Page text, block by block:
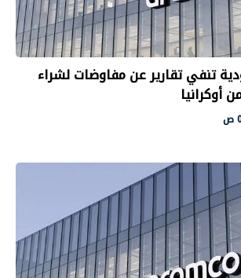
تنفي تقارير عن مفاوضات لشراء
أوكرانيا